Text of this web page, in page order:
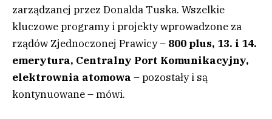
zarządzanej przez Donalda Tuska. Wszelkie
kluczowe programy i projekty wprowadzone za
rządów Zjednoczonej Prawicy – 800 plus, 13. i 14.
emerytura, Centralny Port Komunikacyjny,
elektrownia atomowa – pozostały i są
kontynuowane – mówi.